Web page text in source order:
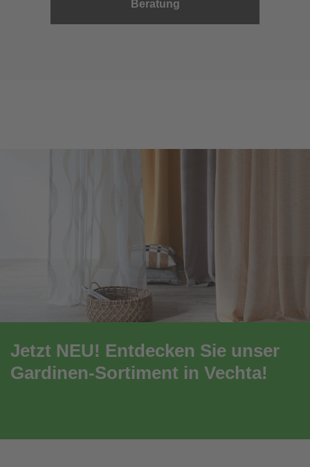
Beratung
Jetzt NEU! Entdecken Sie unser
Gardinen-Sortiment in Vechta!